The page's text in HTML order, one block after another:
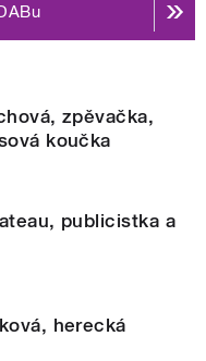
zpěvačka,
koučka
publicistka a
herecká